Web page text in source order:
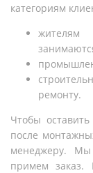
категориям
жителям
ремонту.
Чтобы
после
менеджеру. Мы
примем заказ.